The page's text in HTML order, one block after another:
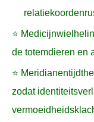
⭐
de totemdieren en
⭐
zodat